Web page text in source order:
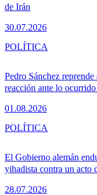
de Irán
30.07.2026
Pedro Sánchez
reacción ante lo ocurrido
01.08.2026
POLÍTICA
El Gobierno alemán
yihadista contra un acto
28.07.2026
POLÍTICA